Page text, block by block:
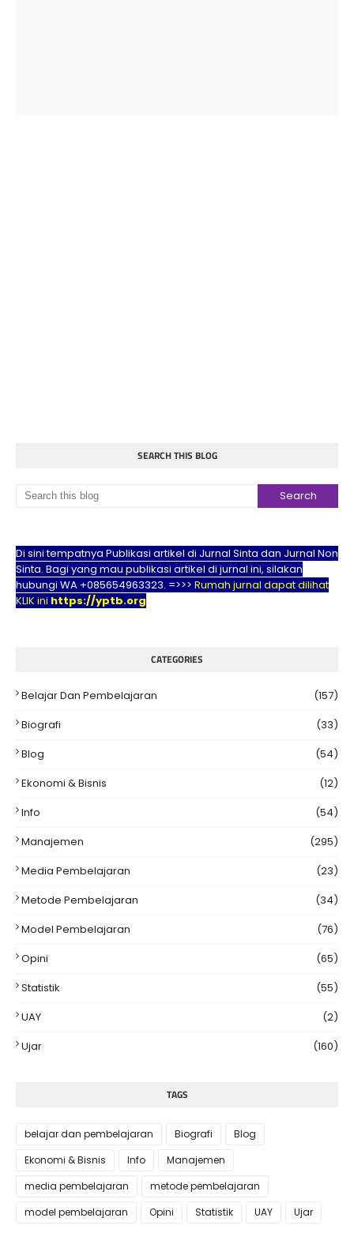
SEARCH THIS BLOG
Di sini tempatnya Publikasi artikel di Jurnal Sinta dan Jurnal Non
Sinta. Bagi yang mau publikasi artikel di jurnal ini, silakan
hubungi WA +085654963323. =>>> Rumah jurnal dapat dilihat
KLIK ini https://yptb.org
CATEGORIES
Belajar Dan Pembelajaran
(157)
Biografi
(33)
Blog
(54)
Ekonomi & Bisnis
(12)
Info
(54)
Manajemen
(295)
Media Pembelajaran
(23)
Metode Pembelajaran
(34)
Model Pembelajaran
(76)
Opini
(65)
Statistik
(55)
UAY
(2)
Ujar
(160)
TAGS
belajar dan pembelajaran Biografi
Blog
Ekonomi & Bisnis
Info
Manajemen
media pembelajaran
metode pembelajaran
model pembelajaran
Opini Statistik UAY Ujar